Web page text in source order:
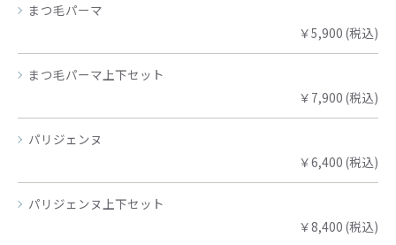
まつ毛パーマ
￥5,900 (税込)
まつ毛パーマ上下セット
￥7,900 (税込)
パリジェンヌ
￥6,400 (税込)
パリジェンヌ上下セット
￥8,400 (税込)